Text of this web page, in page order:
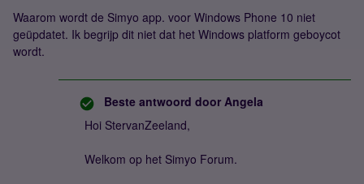
Waarom wordt de Simyo app. voor Windows Phone 10 niet
geüpdatet. Ik begrijp dit niet dat het Windows platform geboycot
wordt.
Beste antwoord door Angela
Hoi StervanZeeland,
Welkom op het Simyo Forum.